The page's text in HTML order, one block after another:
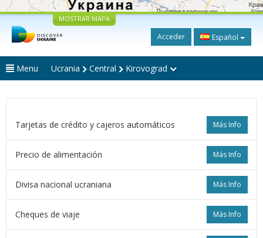
MOSTRAR MAPA
Acceder Español
Menu Ucrania Central Kirovograd
Más Info
Tarjetas de crédito y cajeros automáticos
Más Info
Precio de alimentación
Más Info
Divisa nacional ucraniana
Más Info
Cheques de viaje